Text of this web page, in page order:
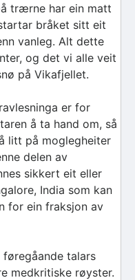
trærne har ein matt
bråket sitt eit
vanleg. Alt dette
og det vi alle veit
på Vikafjellet.
er for
å ta hand om, så
litt på moglegheiter
delen av
sikkert eit eller
India som kan
for ein fraksjon av
føregåande talars
medkritiske røyster.